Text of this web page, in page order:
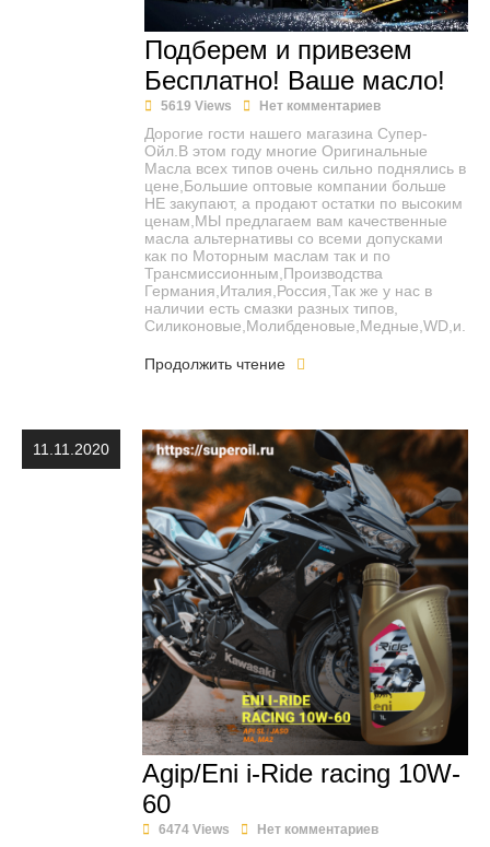
Подберем и привезем
Бесплатно! Ваше масло!
5619 Views Нет комментариев
Дорогие гости нашего магазина Супер-
Ойл.В этом году многие Оригинальные
Масла всех типов очень сильно поднялись в
цене,Большие оптовые компании больше
НЕ закупают, а продают остатки по высоким
ценам,МЫ предлагаем вам качественные
масла альтернативы со всеми допусками
как по Моторным маслам так и по
Трансмиссионным,Производства
Германия,Италия,Россия,Так же у нас в
наличии есть смазки разных типов,
Силиконовые,Молибденовые,Медные,WD,и.
Продолжить чтение
11.11.2020
Agip/Eni i-Ride racing 10W-
60
6474 Views Нет комментариев